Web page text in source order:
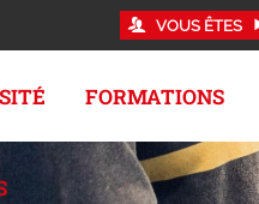
VOUS ÊTES
FORMATIONS